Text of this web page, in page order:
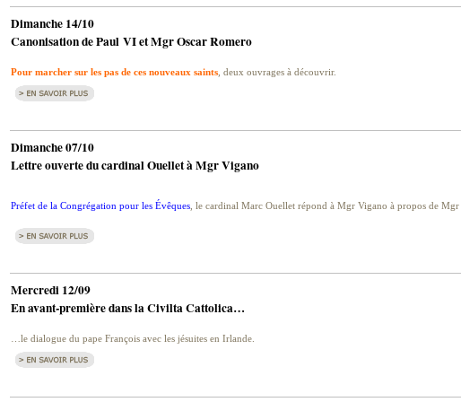
Dimanche 14/10
Canonisation de Paul VI et Mgr Oscar Romero
Pour marcher sur les pas de ces nouveaux saints , deux ouvrages à découvrir.
Dimanche 07/10
Lettre ouverte du cardinal Ouellet à Mgr Vigano
Préfet de la Congrégation pour les Évêques , le cardinal Marc Ouellet répond à Mgr Vigano à propos de Mgr
Mercredi 12/09
En avant-première dans la Civilta Cattolica…
…le dialogue du pape François avec les jésuites en Irlande.